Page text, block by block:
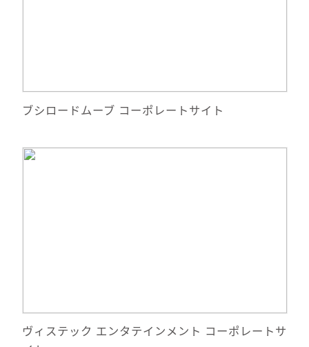
サイトへ移動
ブシロードムーブ コーポレートサイト
詳細情報
サイトへ移動
ヴィステック エンタテインメント コーポレートサ